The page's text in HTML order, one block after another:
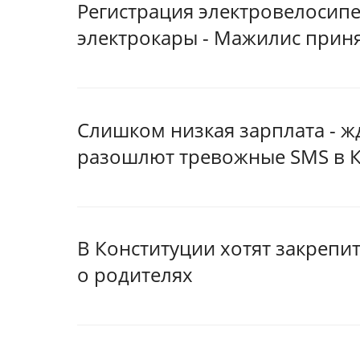
Регистрация
электрокары - Мажилис
Слишком низкая зарплата -
разошлют тревожные SMS в
В Конституции хотят
о родителях